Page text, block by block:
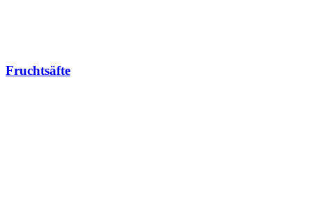
Fruchtsäfte